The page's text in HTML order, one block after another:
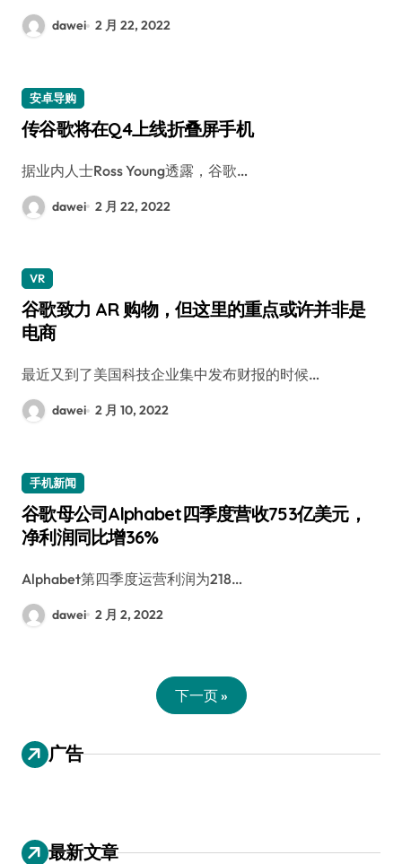
dawei 2 月 22, 2022
安卓导购
传谷歌将在Q4上线折叠屏手机
据业内人士Ross Young透露，谷歌…
dawei 2 月 22, 2022
VR
谷歌致力 AR 购物，但这里的重点或许并非是
电商
最近又到了美国科技企业集中发布财报的时候…
dawei 2 月 10, 2022
手机新闻
谷歌母公司Alphabet四季度营收753亿美元，
净利润同比增36%
Alphabet第四季度运营利润为218…
dawei 2 月 2, 2022
下一页 »
广告
最新文章